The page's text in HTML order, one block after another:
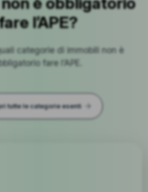
l’APE?
categorie di immobili non è
fare l’APE.
tutte le categorie esenti